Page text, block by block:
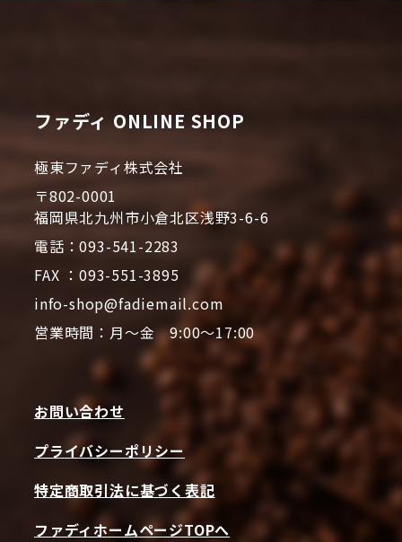
ファディ ONLINE SHOP
極東ファディ株式会社
〒802-0001
福岡県北九州市小倉北区浅野3-6-6
電話：093-541-2283
FAX ：093-551-3895
info-shop@fadiemail.com
営業時間：月～金 9:00～17:00
お問い合わせ
プライバシーポリシー
特定商取引法に基づく表記
ファディホームページTOPへ